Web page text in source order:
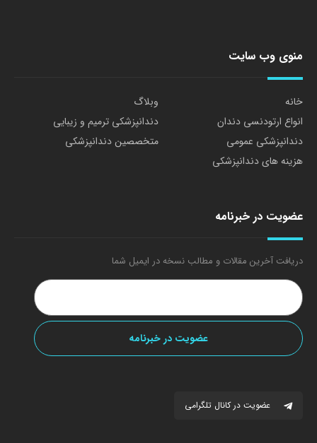
منوی وب سایت
خانه
وبلاگ
انواع ارتودنسی دندان
دندانپزشکی ترمیم و زیبایی
دندانپزشکی عمومی
متخصصین دندانپزشکی
هزینه های دندانپزشکی
عضویت در خبرنامه
دریافت آخرین مقالات و مطالب نسخه در ایمیل شما
عضویت در کانال تلگرامی